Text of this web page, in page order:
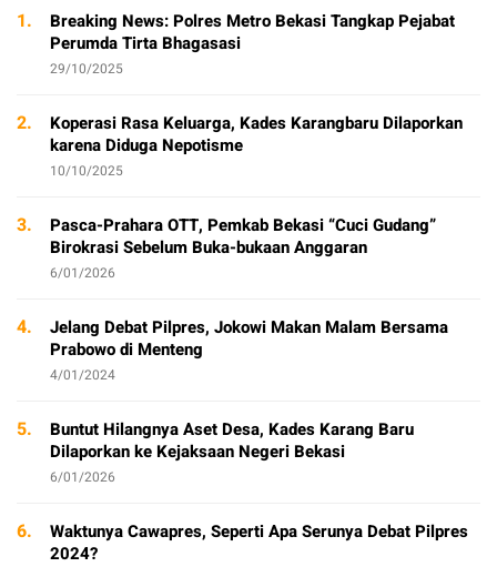
1.
Breaking News: Polres Metro Bekasi Tangkap Pejabat
Perumda Tirta Bhagasasi
29/10/2025
2.
Koperasi Rasa Keluarga, Kades Karangbaru Dilaporkan
karena Diduga Nepotisme
10/10/2025
3.
Pasca-Prahara OTT, Pemkab Bekasi “Cuci Gudang”
Birokrasi Sebelum Buka-bukaan Anggaran
6/01/2026
4.
Jelang Debat Pilpres, Jokowi Makan Malam Bersama
Prabowo di Menteng
4/01/2024
5.
Buntut Hilangnya Aset Desa, Kades Karang Baru
Dilaporkan ke Kejaksaan Negeri Bekasi
6/01/2026
6.
Waktunya Cawapres, Seperti Apa Serunya Debat Pilpres
2024?